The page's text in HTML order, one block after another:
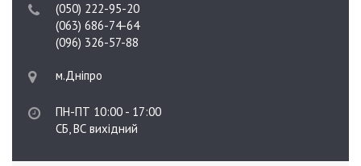
(050) 222-95-20
(063) 686-74-64
(096) 326-57-88
м.Дніпро
ПН-ПТ 10:00 - 17:00
СБ, ВС вихідний